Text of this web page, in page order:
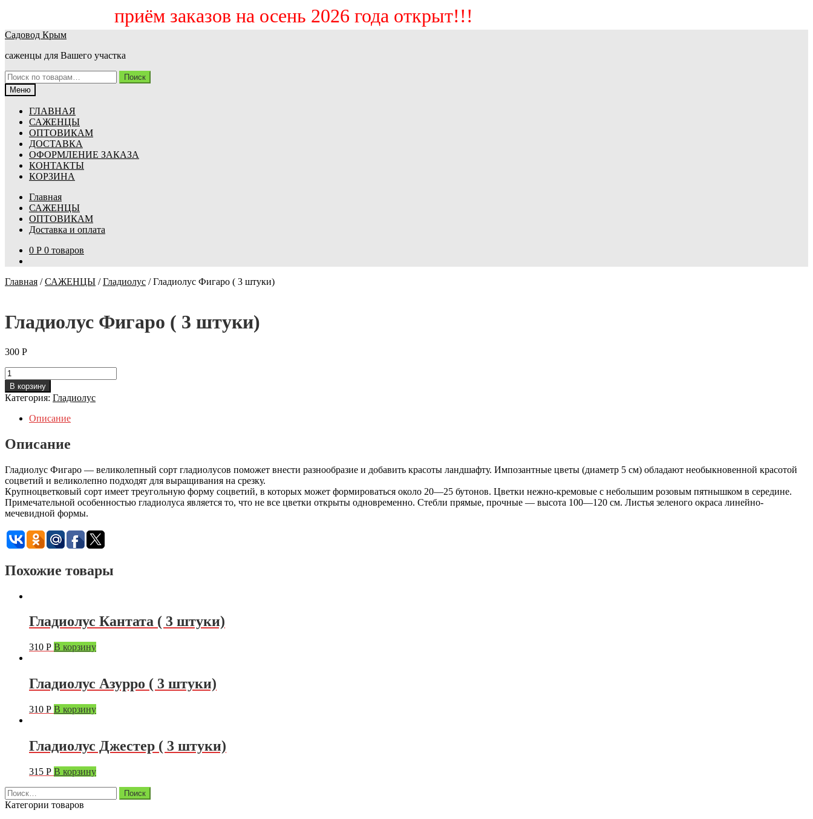
приём заказов на осень 2026 года открыт!!!
Перейти
навигации
Перейти
содержимому
Садовод Крым
саженцы для Вашего участка
Искать:
Поиск
Меню
ГЛАВНАЯ
САЖЕНЦЫ
ОПТОВИКАМ
ДОСТАВКА
ОФОРМЛЕНИЕ ЗАКАЗА
КОНТАКТЫ
КОРЗИНА
Главная
САЖЕНЦЫ
ОПТОВИКАМ
Доставка и оплата
0 Р 0 товаров
Главная /САЖЕНЦЫ /Гладиолус /Гладиолус Фигаро ( 3 штуки)
Гладиолус Фигаро ( 3 штуки)
300 Р
Количество
Гладиолус
Фигаро
(
штуки)
В корзину
Категория: Гладиолус
Описание
Описание
Гладиолус Фигаро — великолепный сорт гладиолусов поможет внести разнообразие и добавить красоты ландшафту. Импозантные цветы (диаметр 5 см) обладают необыкновенной красотой
соцветий и великолепно подходят для выращивания на срезку.
Крупноцветковый сорт имеет треугольную форму соцветий, в которых может формироваться около 20—25 бутонов. Цветки нежно-кремовые с небольшим розовым пятнышком в середине.
Примечательной особенностью гладиолуса является то, что не все цветки открыты одновременно. Стебли прямые, прочные — высота 100—120 см. Листья зеленого окраса линейно-
мечевидной формы.
Похожие товары
Гладиолус Кантата ( 3 штуки)
310 Р В корзину
Гладиолус Азурро ( 3 штуки)
310 Р В корзину
Гладиолус Джестер ( 3 штуки)
315 Р В корзину
Найти:
Категории товаров